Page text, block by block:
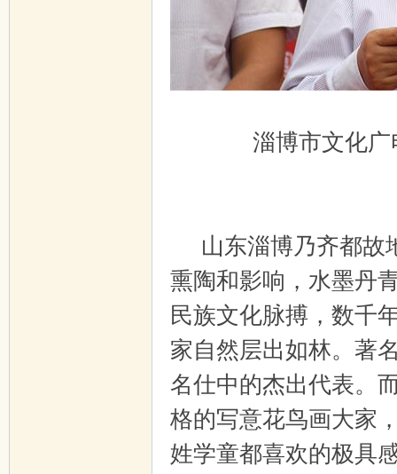
淄博市文化
山东淄博乃齐都故
熏陶和影响，水墨丹
民族文化脉搏，数千
家自然层出如林。著
名仕中的杰出代表。
格的写意花鸟画大家
姓学童都喜欢的极具